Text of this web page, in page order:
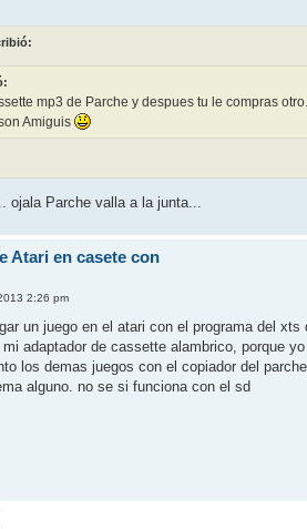
mp3 de Parche y despues tu le compras
Amiguis
Parche valla a la junta...
Atari en casete con
2:26 pm
un juego en el atari con el programa del xts
adaptador de cassette alambrico, porque
los demas juegos con el copiador del
alguno. no se si funciona con el sd